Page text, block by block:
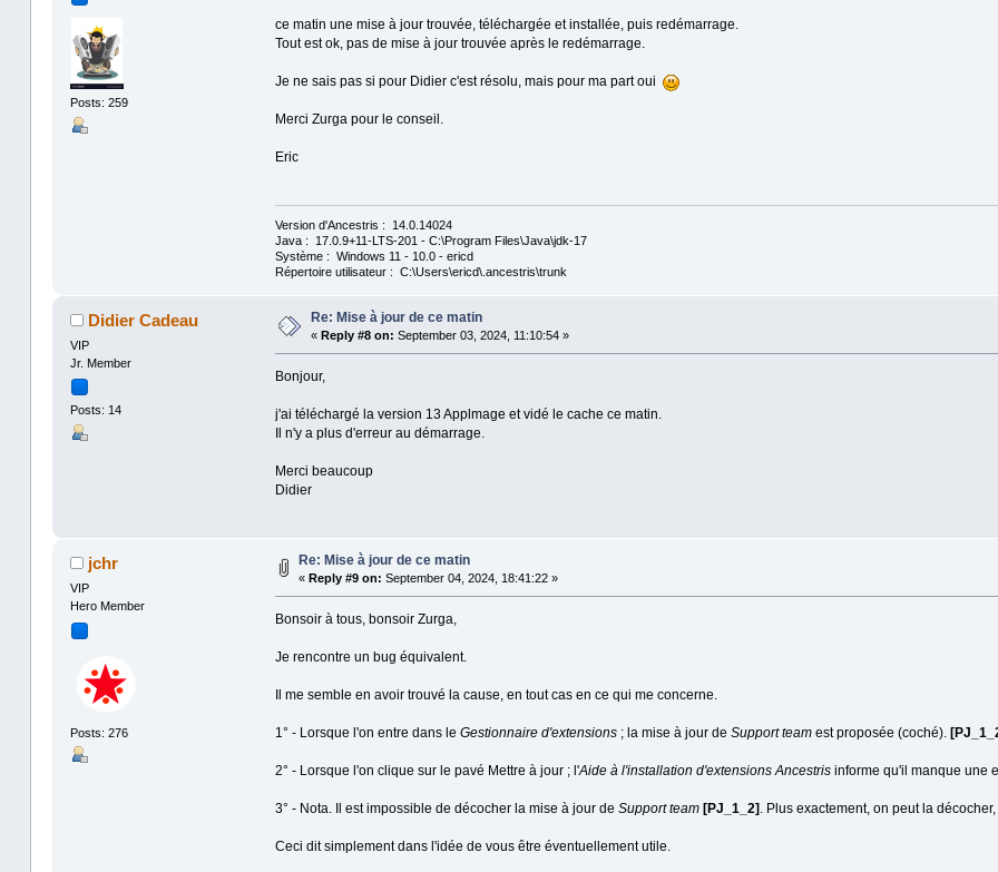
Posts: 259
ce matin une mise à jour trouvée, téléchargée et installée, puis redémarrage.
Tout est ok, pas de mise à jour trouvée après le redémarrage.
Je ne sais pas si pour Didier c'est résolu, mais pour ma part oui
Merci Zurga pour le conseil.
Eric
Version d'Ancestris : 14.0.14024
Java : 17.0.9+11-LTS-201 - C:\Program Files\Java\jdk-17
Système : Windows 11 - 10.0 - ericd
Répertoire utilisateur : C:\Users\ericd\.ancestris\trunk
Didier Cadeau
VIP
Jr. Member
Posts: 14
Re: Mise à jour de ce matin
« Reply #8 on: September 03, 2024, 11:10:54 »
Bonjour,
j'ai téléchargé la version 13 Applmage et vidé le cache ce matin.
Il n'y a plus d'erreur au démarrage.
Merci beaucoup
Didier
jchr
VIP
Hero Member
Posts: 276
Re: Mise à jour de ce matin
« Reply #9 on: September 04, 2024, 18:41:22 »
Bonsoir à tous, bonsoir Zurga,
Je rencontre un bug équivalent.
Il me semble en avoir trouvé la cause, en tout cas en ce qui me concerne.
1° - Lorsque l'on entre dans le Gestionnaire d'extensions; la mise à jour de Support teamest proposée (coché).
2° - Lorsque l'on clique sur le pavé Mettre à jour ; l'Aide à l'installation d'extensions Ancestris informe qu'il manque une
3° - Nota. Il est impossible de décocher la mise à jour de Support team [PJ_1_2] . Plus exactement, on peut la
Ceci dit simplement dans l'idée de vous être éventuellement utile.